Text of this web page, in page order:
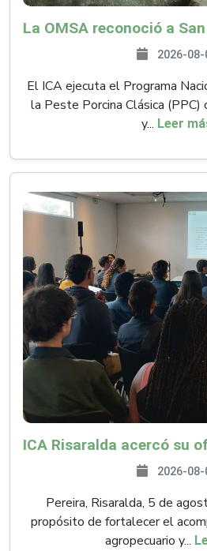
2026-08-
El ICA ejecuta el Programa
la Peste Porcina Clásica
y... Leer
2026-08-
Pereira, Risaralda, 5 de
propósito de fortalecer el
agropecuario y...